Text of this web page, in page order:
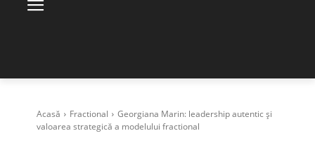
Acasă Fractional
Georgiana Marin: leadership autentic și
valoarea strategică a modelului fractional